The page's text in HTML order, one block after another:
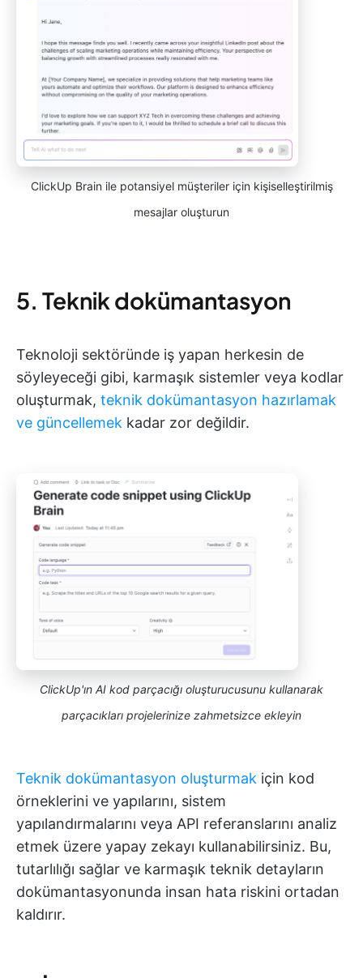
ClickUp Brain ile potansiyel müşteriler için kişiselleştirilmiş
mesajlar oluşturun
5. Teknik dokümantasyon
Teknoloji sektöründe iş yapan herkesin de
söyleyeceği gibi, karmaşık sistemler veya kodlar
oluşturmak, teknik dokümantasyon hazırlamak
ve güncellemek kadar zor değildir.
ClickUp'ın AI kod parçacığı oluşturucusunu kullanarak
parçacıkları projelerinize zahmetsizce ekleyin
Teknik dokümantasyon oluşturmak için kod
örneklerini ve yapılarını, sistem
yapılandırmalarını veya API referanslarını analiz
etmek üzere yapay zekayı kullanabilirsiniz. Bu,
tutarlılığı sağlar ve karmaşık teknik detayların
dokümantasyonunda insan hata riskini ortadan
kaldırır.